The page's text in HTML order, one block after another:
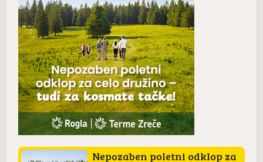
Nepozaben poletni odklop za